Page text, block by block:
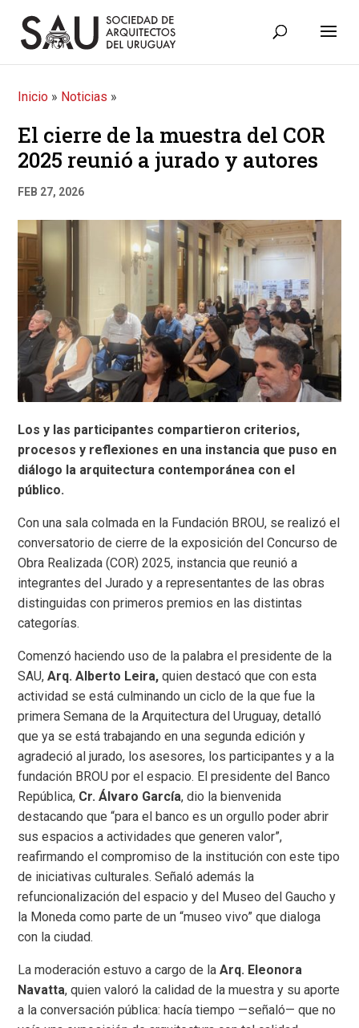
Inicio » Noticias »
El cierre de la muestra del COR
2025 reunió a jurado y autores
FEB 27, 2026
Los y las participantes compartieron criterios,
procesos y reflexiones en una instancia que puso en
diálogo la arquitectura contemporánea con el
público.
Con una sala colmada en la Fundación BROU, se realizó el
conversatorio de cierre de la exposición del Concurso de
Obra Realizada (COR) 2025, instancia que reunió a
integrantes del Jurado y a representantes de las obras
distinguidas con primeros premios en las distintas
categorías.
Comenzó haciendo uso de la palabra el presidente de la
SAU,Arq. Alberto Leira, quien destacó que con esta
actividad se está culminando un ciclo de la que fue la
primera Semana de la Arquitectura del Uruguay, detalló
que ya se está trabajando en una segunda edición y
agradeció al jurado, los asesores, los participantes y a la
fundación BROU por el espacio. El presidente del Banco
República, Cr. Álvaro García, dio la bienvenida
destacando que “para el banco es un orgullo poder abrir
sus espacios a actividades que generen valor”,
reafirmando el compromiso de la institución con este tipo
de iniciativas culturales. Señaló además la
refuncionalización del espacio y del Museo del Gaucho y
la Moneda como parte de un “museo vivo” que dialoga
con la ciudad.
La moderación estuvo a cargo de laArq. Eleonora
Navatta, quien valoró la calidad de la muestra y su aporte
a la conversación pública: hacía tiempo —señaló— que no